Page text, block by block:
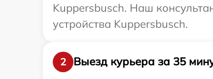
Kuppersbusch. Наш
устройства Kuppersbusch.
2
Выезд курьера за 35